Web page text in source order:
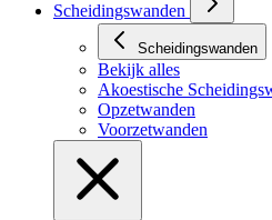
Scheidingswanden
Scheidingswanden
Bekijk alles
Akoestische
Opzetwanden
Voorzetwanden